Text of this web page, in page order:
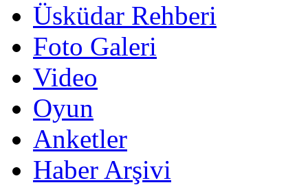
Üsküdar Rehberi
Foto Galeri
Video
Oyun
Anketler
Haber Arşivi